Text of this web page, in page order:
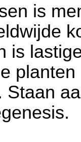
is
is
Staan